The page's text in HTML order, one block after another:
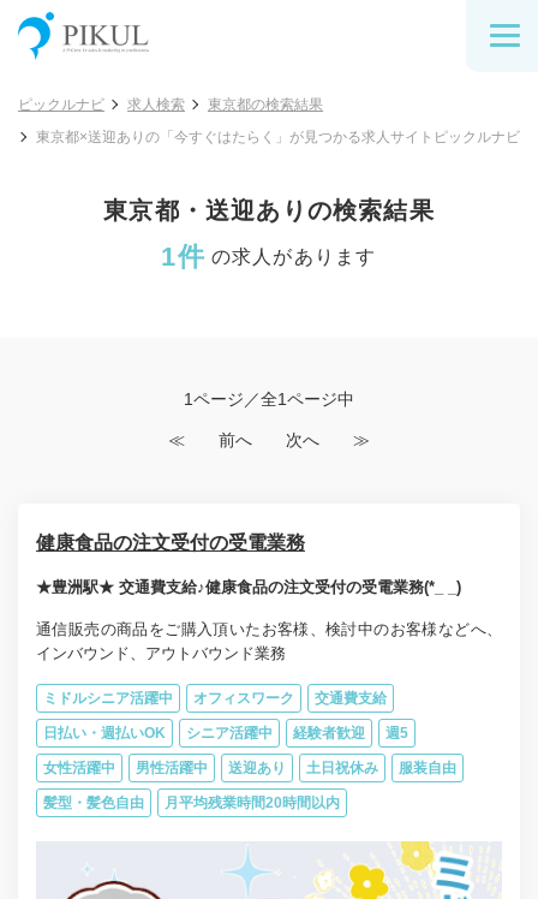
ピックルナビ 求人検索
東京都の検索結果
東京都×送迎ありの「今すぐはたらく」が見つかる求人サイトピックルナビ
東京都・送迎ありの検索結果
1件 の求人があります
1ページ／全1ページ中
≪ 前へ 次へ ≫
健康食品の注文受付の受電業務
★豊洲駅★ 交通費支給♪健康食品の注文受付の受電業務(*_ _)
通信販売の商品をご購入頂いたお客様、検討中のお客様などへ、
インバウンド、アウトバウンド業務
ミドルシニア活躍中 オフィスワーク 交通費支給
日払い・週払いOK シニア活躍中 経験者歓迎 週5
女性活躍中 男性活躍中 送迎あり 土日祝休み 服装自由
髪型・髪色自由 月平均残業時間20時間以内